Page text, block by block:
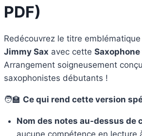
PDF)
Redécouvrez le titre emblématique
Jimmy Sax avec cette
Arrangement soigneusement
saxophonistes débutants !
🧑‍🏫 Ce qui rend cette version
Nom des notes au-dessus de
aucune compétence en lecture